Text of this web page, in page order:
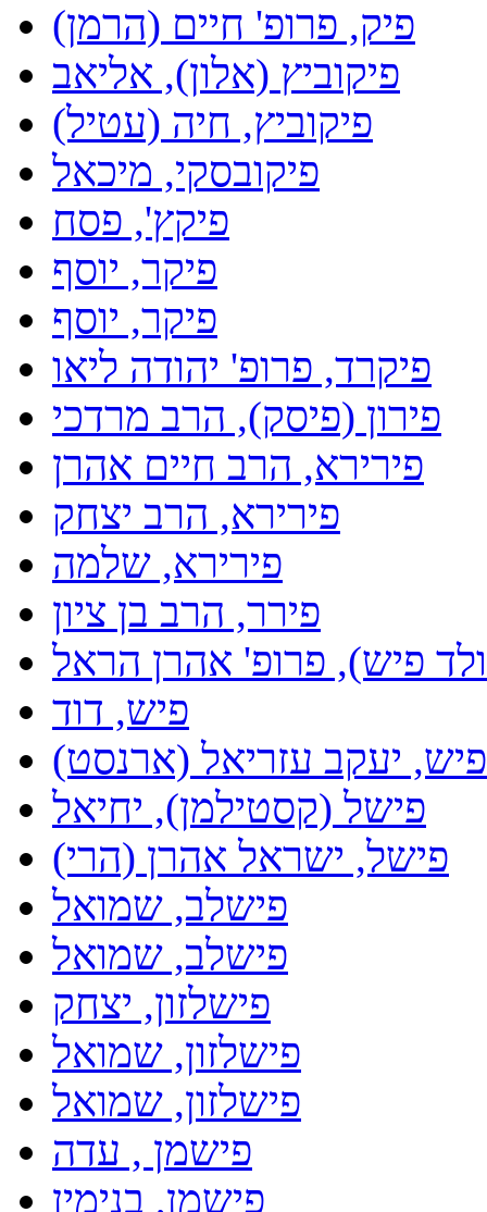
פיק, פרופ' חיים (הרמן)
פיקוביץ (אלון), אליאב
פיקוביץ, חיה (עטיל)
פיקובסקי, מיכאל
פיקץ', פסח
פיקר, יוסף
פיקר, יוסף
פיקרד, פרופ' יהודה ליאו
פירון (פיסק), הרב מרדכי
פירירא, הרב חיים אהרן
פירירא, הרב יצחק
פירירא, שלמה
פירר, הרב בן ציון
פיש), פרופ' אהרן הראל
פיש, דוד
פיש, יעקב עזריאל (ארנסט)
פישל (קסטילמן), יחיאל
פישל, ישראל אהרן (הרי)
פישלב, שמואל
פישלב, שמואל
פישלזון, יצחק
פישלזון, שמואל
פישלזון, שמואל
פישמן , עדה
פישמן, בנימין